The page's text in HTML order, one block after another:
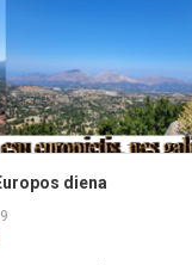
diena